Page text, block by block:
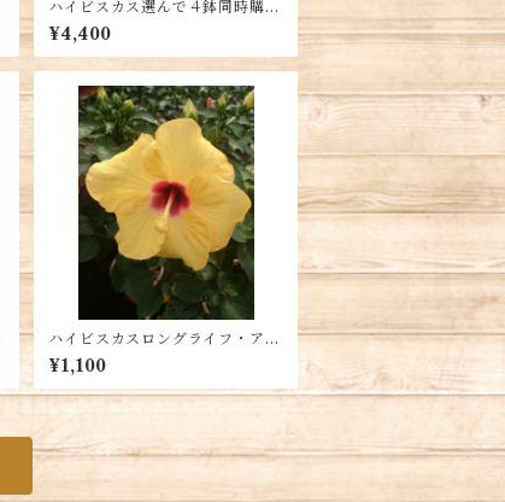
ハイビスカス選んで４鉢同時購
入 送料別
¥4,400
ハイビスカスロングライフ・アド
ニスイエロー5号鉢 送料別
¥1,100